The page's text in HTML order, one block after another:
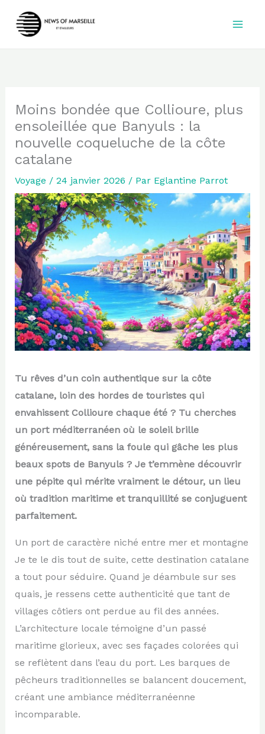
Moins bondée que Collioure, plus
ensoleillée que Banyuls : la
nouvelle coqueluche de la côte
catalane
Voyage / 24 janvier 2026 / Par Eglantine Parrot
Tu rêves d’un coin authentique sur la côte
catalane, loin des hordes de touristes qui
envahissent Collioure chaque été ? Tu cherches
un port méditerranéen où le soleil brille
généreusement, sans la foule qui gâche les plus
beaux spots de Banyuls ? Je t’emmène découvrir
une pépite qui mérite vraiment le détour, un lieu
où tradition maritime et tranquillité se conjuguent
parfaitement.
Un port de caractère niché entre mer et montagne
Je te le dis tout de suite, cette destination catalane
a tout pour séduire. Quand je déambule sur ses
quais, je ressens cette authenticité que tant de
villages côtiers ont perdue au fil des années.
L’architecture locale témoigne d’un passé
maritime glorieux, avec ses façades colorées qui
se reflètent dans l’eau du port. Les barques de
pêcheurs traditionnelles se balancent doucement,
créant une ambiance méditerranéenne
incomparable.